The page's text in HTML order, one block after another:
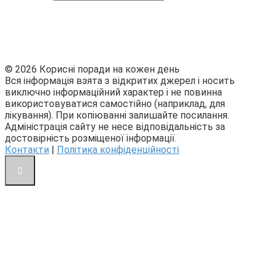
© 2026 Корисні поради на кожен день
Вся інформація взята з відкритих джерел і носить
виключно інформаційний характер і не повинна
використовуватися самостійно (наприклад, для
лікування). При копіюванні залишайте посилання.
Адміністрація сайту не несе відповідальність за
достовірність розміщеної інформації.
Контакти | Політика конфіденційності